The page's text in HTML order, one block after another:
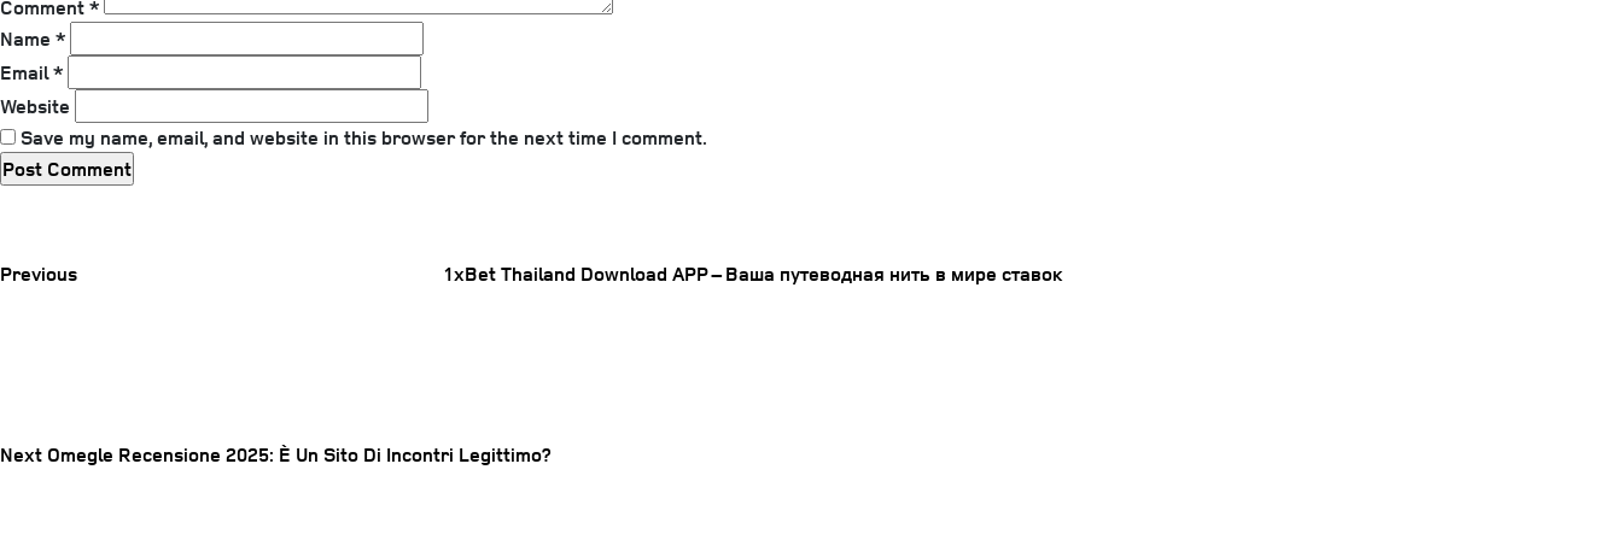
Comment*
Name *
Email*
Website
Save my name, email, and website in this browser for the next time I comment.
Previous
1xBet Thailand Download APP – Ваша путеводная нить в мире ставок
Next Omegle Recensione 2025: È Un Sito Di Incontri Legittimo?